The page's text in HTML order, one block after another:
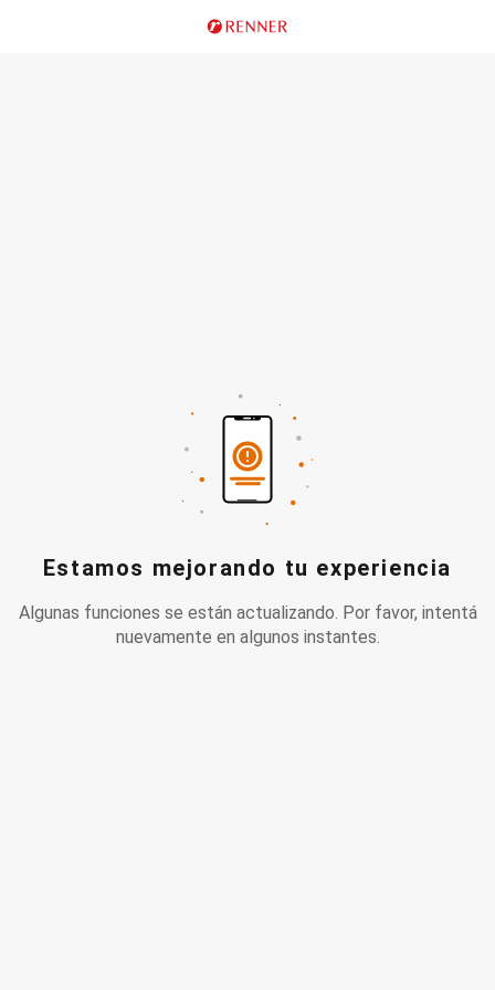
Estamos mejorando tu experiencia
Algunas funciones se están actualizando. Por favor, intentá
nuevamente en algunos instantes.